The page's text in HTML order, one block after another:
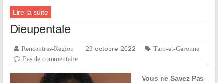
Lire la suite
Dieupentale
Rencontres-Region 23 octobre 2022
Tarn-et-Garonne
Pas de commentaire
Vous ne Savez Pas